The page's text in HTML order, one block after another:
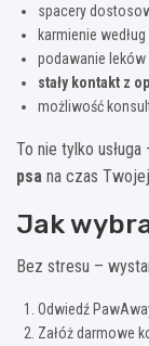
spacery
karmienie
podawanie leków
stały kontakt z
możliwość
To nie tylko usługa
psa na czas
Jak
Bez stresu –
Odwiedź
Załóż darmowe